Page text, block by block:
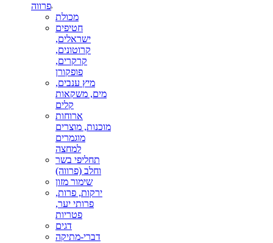
פרווה
מכולת
חטיפים
ישראלים,
קרוטונים,
קרקרים,
פופקורן
מיץ ענבים,
מים, משקאות
קלים
ארוחות
מוכנות, מוצרים
מוגמרים
למחצה
תחליפי בשר
וחלב (פרווה)
שימור מזון
ירקות, פרות,
פרותי יער,
פטריות
דגים
דברי-מתיקה